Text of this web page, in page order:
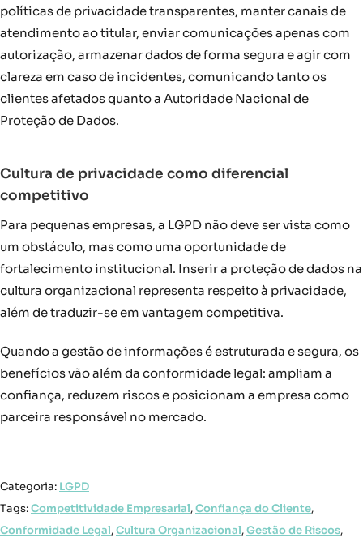
políticas de privacidade transparentes, manter canais de
atendimento ao titular, enviar comunicações apenas com
autorização, armazenar dados de forma segura e agir com
clareza em caso de incidentes, comunicando tanto os
clientes afetados quanto a Autoridade Nacional de
Proteção de Dados.
Cultura de privacidade como diferencial
competitivo
Para pequenas empresas, a LGPD não deve ser vista como
um obstáculo, mas como uma oportunidade de
fortalecimento institucional. Inserir a proteção de dados na
cultura organizacional representa respeito à privacidade,
além de traduzir-se em vantagem competitiva.
Quando a gestão de informações é estruturada e segura, os
benefícios vão além da conformidade legal: ampliam a
confiança, reduzem riscos e posicionam a empresa como
parceira responsável no mercado.
Categoria: LGPD
Tags:Competitividade Empresarial,Confiança do Cliente,
Conformidade Legal,Cultura Organizacional,Gestão de Riscos,